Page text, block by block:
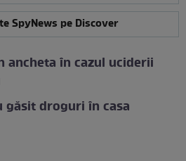
SpyNews pe Discover
ancheta în cazul uciderii
găsit droguri în casa